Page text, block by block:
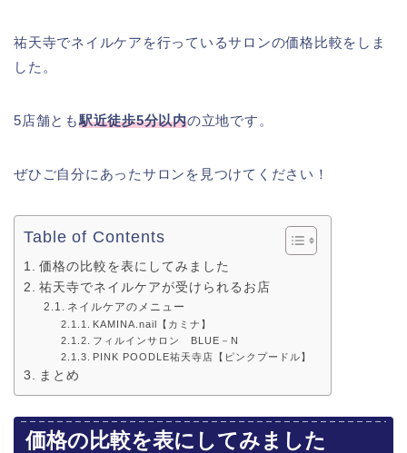
祐天寺でネイルケアを行っているサロンの価格比較をしま
した。
5店舗とも駅近徒歩5分以内の立地です。
ぜひご自分にあったサロンを見つけてください！
Table of Contents
価格の比較を表にしてみました
祐天寺でネイルケアが受けられるお店
ネイルケアのメニュー
KAMINA.nail【カミナ】
フィルインサロン BLUE－N
PINK POODLE祐天寺店【ピンクプードル】
まとめ
価格の比較を表にしてみました